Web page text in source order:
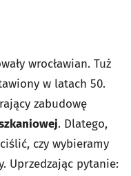
wrocławian. Tuż
w latach 50.
zabudowę
. Dlatego,
czy wybieramy
Uprzedzając pytanie: